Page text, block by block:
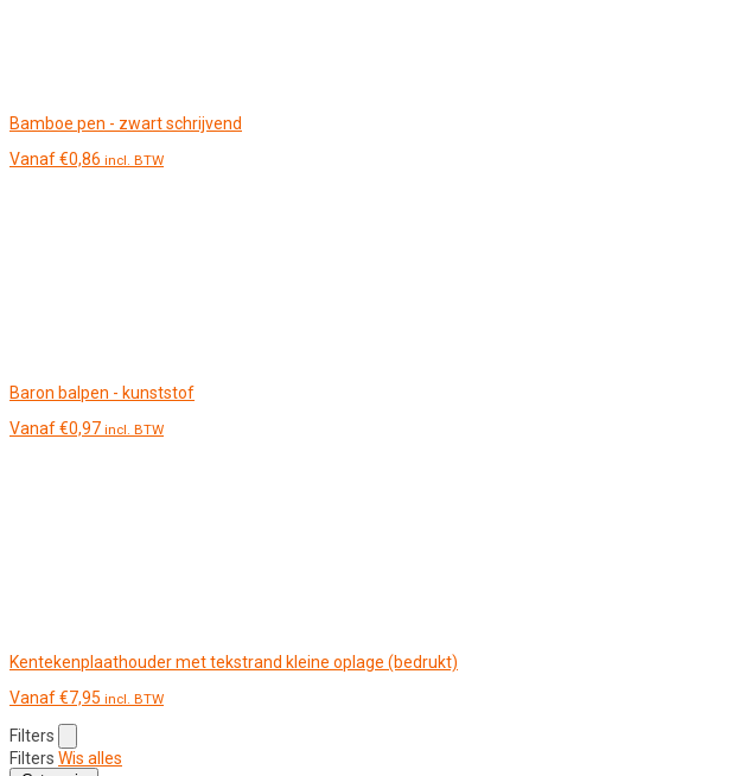
Bamboe pen - zwart schrijvend
Vanaf€0,86 incl. BTW
Baron balpen - kunststof
Vanaf€0,97 incl. BTW
Kentekenplaathouder met tekstrand kleine oplage (bedrukt)
Vanaf€7,95 incl. BTW
Filters
Filters Wis alles